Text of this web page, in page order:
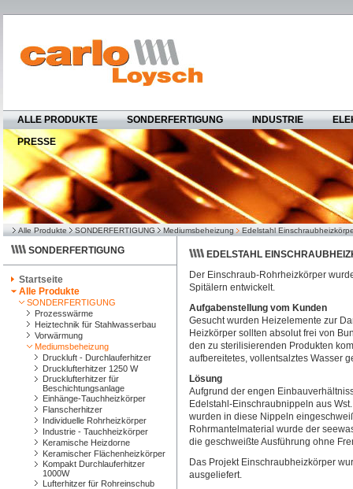
ALLE PRODUKTE SONDERFERTIGUNG INDUSTRIE
PRESSE
Alle Produkte SONDERFERTIGUNG Mediumsbeheizung Edelstahl
SONDERFERTIGUNG
Startseite
Alle Produkte
SONDERFERTIGUNG
Prozesswärme
Heiztechnik für Stahlwasserbau
Vorwärmung
Mediumsbeheizung
Druckluft - Durchlauferhitzer
Drucklufterhitzer 1250 W
Drucklufterhitzer für
Beschichtungsanlage
Einhänge-Tauchheizkörper
Flanscherhitzer
Individuelle Rohrheizkörper
Industrie - Tauchheizkörper
Keramische Heizdorne
Keramischer Flächenheizkörper
Kompakt Durchlauferhitzer
1000W
Lufterhitzer für Rohreinschub
EDELSTAHL
Der Einschraub-Rohrheizkörper
Spitälern entwickelt.
Aufgabenstellung vom Kunden
Gesucht wurden Heizelemente zur
Heizkörper sollten absolut frei von
den zu sterilisierenden Produkten
aufbereitetes, vollentsalztes Wasser
Lösung
Aufgrund der engen
Edelstahl-Einschraubnippeln aus
wurden in diese Nippeln
Rohrmantelmaterial wurde der
die geschweißte Ausführung ohne
Das Projekt Einschraubheizkörper
ausgeliefert.